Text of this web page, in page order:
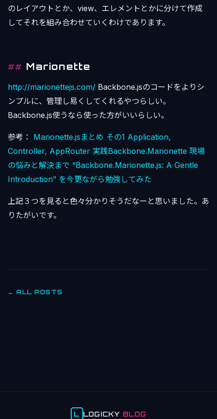
のレイアウトとか、view、エレメントとかに分けて作成
してそれを組み合わせていくわけであります。
Marionette
http://marionettejs.com/ Backbone.jsのコードをよりシ
ンプルに、管理し易くしてくれるやつらしい。
Backbone.js使うなら使った方がいいらしい。
参考： Marionette.jsまとめ その1 Application,
Controller, AppRouter 実践Backbone.Marionette 現場
の悩みと解決まで “Backbone.Marionette.js: A Gentle
Introduction” を今更ながら勉強してみた
上記３つを見ると色々分かりそうだなーと思いました。あ
りたがいです。
← ALL POSTS
L LOGICKYBLOG